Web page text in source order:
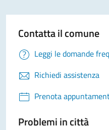
Contatta il comune
Leggi le domande
Richiedi assistenza
Prenota
Problemi in città